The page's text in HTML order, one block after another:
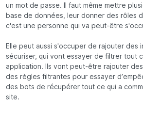
un mot de passe. Il faut même mettre
base de données, leur donner des rôles
c'est une personne qui va peut-être
Elle peut aussi s'occuper de rajouter des
sécuriser, qui vont essayer de filtrer tout
application. Ils vont peut-être rajouter
des règles filtrantes pour essayer
des bots de récupérer tout ce qui a
site.